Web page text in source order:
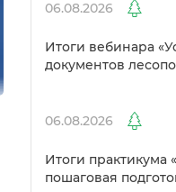
06.08.2026
Итоги вебинара
документов
06.08.2026
Итоги практикума
пошаговая